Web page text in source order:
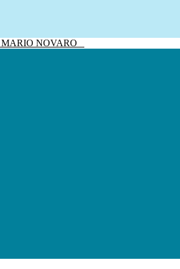
MARIO NOVARO